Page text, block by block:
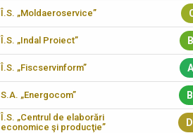
Î.S. „Moldaeroservice”
Î.S. „Indal Proiect”
Î.S. „Fiscservinform”
S.A. „Energocom”
Î.S. „Centrul de elaborări
economice şi producţie”